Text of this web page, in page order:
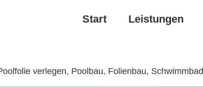
Start Leistungen
verlegen, Poolbau, Folienbau, Schwimmbad